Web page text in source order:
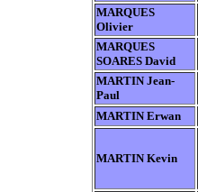
MARQUES
Olivier
MARQUES
SOARES David
MARTIN Jean-
Paul
MARTIN Erwan
MARTIN Kevin